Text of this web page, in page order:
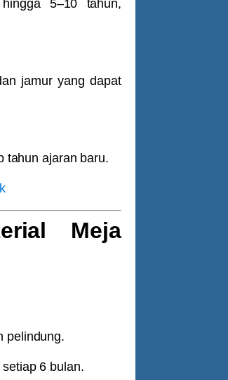
5–10 tahun,
jamur yang dapat
tahun ajaran baru.
Meja
pelindung.
setiap 6 bulan.